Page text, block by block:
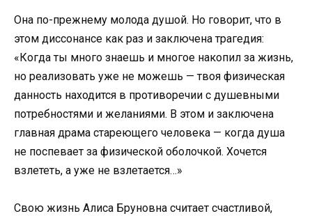
Она по-прежнему молода душой. Но говорит, что в
этом диссонансе как раз и заключена трагедия:
«Когда ты много знаешь и многое накопил за жизнь,
но реализовать уже не можешь — твоя физическая
данность находится в противоречии с душевными
потребностями и желаниями. В этом и заключена
главная драма стареющего человека — когда душа
не поспевает за физической оболочкой. Хочется
взлететь, а уже не взлетается…»
Свою жизнь Алиса Бруновна считает счастливой,